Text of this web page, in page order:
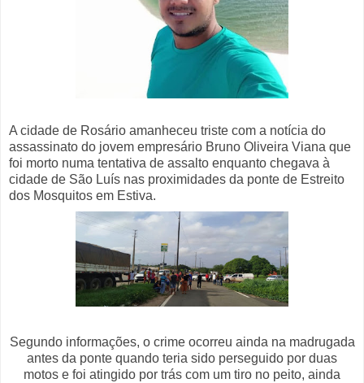
A cidade de Rosário amanheceu triste com a notícia do
assassinato do jovem empresário Bruno Oliveira Viana que
foi morto numa tentativa de assalto enquanto chegava à
cidade de São Luís nas proximidades da ponte de Estreito
dos Mosquitos em Estiva.
Segundo informações, o crime ocorreu ainda na madrugada
antes da ponte quando teria sido perseguido por duas
motos e foi atingido por trás com um tiro no peito, ainda